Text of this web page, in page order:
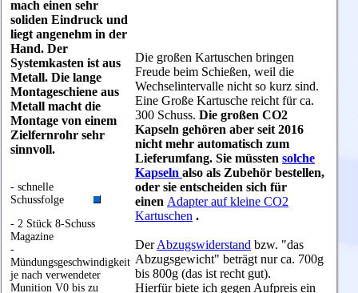
mach einen sehr
soliden Eindruck und
liegt angenehm in der
Hand. Der
Systemkasten ist aus
Metall. Die lange
Montageschiene aus
Metall macht die
Montage von einem
Zielfernrohr sehr
sinnvoll.
- schnelle
Schussfolge
- 2 Stück 8-Schuss
Magazine
-
Mündungsgeschwindigkeit
je nach verwendeter
Munition V0 bis zu
Die großen Kartuschen bringen
Freude beim Schießen, weil die
Wechselintervalle nicht so kurz sind.
Eine Große Kartusche reicht für ca.
300 Schuss. Die großen CO2
Kapseln gehören aber seit 2016
nicht mehr automatisch zum
Lieferumfang. Sie müssten solche
Kapseln also als Zubehör bestellen,
oder sie entscheiden sich für
einen Adapter auf kleine CO2
Kartuschen .
DerAbzugswiderstand bzw. "das
Abzugsgewicht" beträgt nur ca. 700g
bis 800g (das ist recht gut).
Hierfür biete ich gegen Aufpreis ein